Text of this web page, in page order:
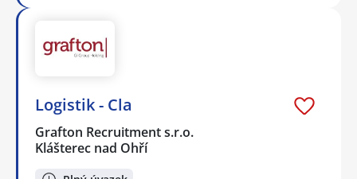
Logistik - Cla
Grafton Recruitment s.r.o.
Klášterec nad Ohří